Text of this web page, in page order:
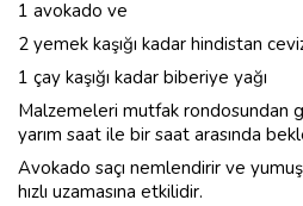
1 avokado ve
2 yemek kaşığı kadar hindistan
1 çay kaşığı kadar biberiye yağı
Malzemeleri mutfak rondosundan
yarım saat ile bir saat arasında
Avokado saçı nemlendirir ve
hızlı uzamasına etkilidir.